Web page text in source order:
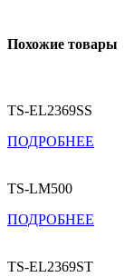
Похожие товары
TS-EL2369SS
ПОДРОБНЕЕ
TS-LM500
ПОДРОБНЕЕ
TS-EL2369ST